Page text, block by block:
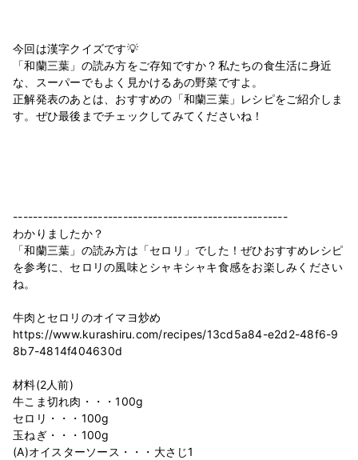
今回は漢字クイズです💡
「和蘭三葉」の読み方をご存知ですか？私たちの食生活に身近
な、スーパーでもよく見かけるあの野菜ですよ。
正解発表のあとは、おすすめの「和蘭三葉」レシピをご紹介しま
す。ぜひ最後までチェックしてみてくださいね！
-------------------------------------------------------
わかりましたか？
「和蘭三葉」の読み方は「セロリ」でした！ぜひおすすめレシピ
を参考に、セロリの風味とシャキシャキ食感をお楽しみください
ね。
牛肉とセロリのオイマヨ炒め
https://www.kurashiru.com/recipes/13cd5a84-e2d2-48f6-9
8b7-4814f404630d
材料(2人前)
牛こま切れ肉・・・100g
セロリ・・・100g
玉ねぎ・・・100g
(A)オイスターソース・・・大さじ1